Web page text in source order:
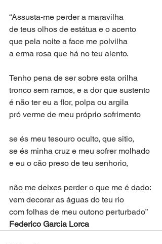
“Assusta-me perder a maravilha
de teus olhos de estátua e o acento
que pela noite a face me polvilha
a erma rosa que há no teu alento.
Tenho pena de ser sobre esta orilha
tronco sem ramos, e a dor que sustento
é não ter eu a flor, polpa ou argila
pró verme de meu próprio sofrimento
se és meu tesouro oculto, que sitio,
se és minha cruz e meu sofrer molhado
e eu o cão preso de teu senhorio,
não me deixes perder o que me é dado:
vem decorar as águas do teu rio
com folhas de meu outono perturbado”
Federico Garcia Lorca